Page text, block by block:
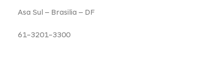
Asa Sul – Brasilia – DF
61-3201-3300